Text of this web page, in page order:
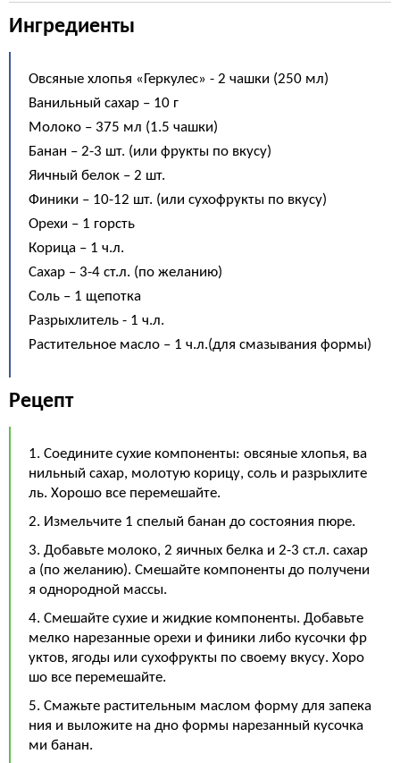
Ингредиенты
Овсяные хлопья «Геркулес» - 2 чашки (250 мл)
Ванильный сахар – 10 г
Молоко – 375 мл (1.5 чашки)
Банан – 2-3 шт. (или фрукты по вкусу)
Яичный белок – 2 шт.
Финики – 10-12 шт. (или сухофрукты по вкусу)
Орехи – 1 горсть
Корица – 1 ч.л.
Сахар – 3-4 ст.л. (по желанию)
Соль – 1 щепотка
Разрыхлитель - 1 ч.л.
Растительное масло – 1 ч.л.(для смазывания формы)
Рецепт
1. Соедините сухие компоненты: овсяные хлопья, ва
нильный сахар, молотую корицу, соль и разрыхлите
ль. Хорошо все перемешайте.
2. Измельчите 1 спелый банан до состояния пюре.
3. Добавьте молоко, 2 яичных белка и 2-3 ст.л. сахар
а (по желанию). Смешайте компоненты до получени
я однородной массы.
4. Смешайте сухие и жидкие компоненты. Добавьте
мелко нарезанные орехи и финики либо кусочки фр
уктов, ягоды или сухофрукты по своему вкусу. Хоро
шо все перемешайте.
5. Смажьте растительным маслом форму для запека
ния и выложите на дно формы нарезанный кусочка
ми банан.